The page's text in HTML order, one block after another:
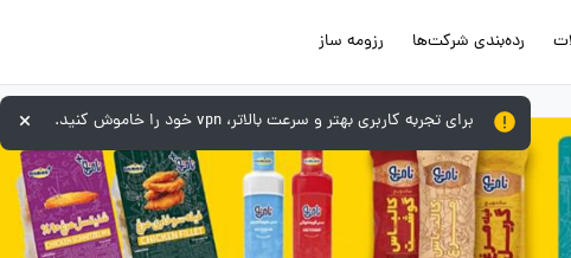
رده‌بندی شرکت‌ها رزومه ساز
برای تجربه کاربری بهتر و سرعت بالاتر، vpn خود را خاموش کنید.